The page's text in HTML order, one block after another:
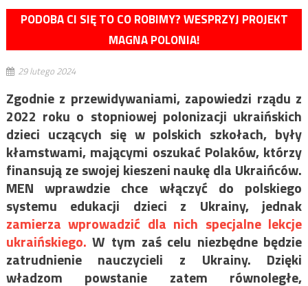
PODOBA CI SIĘ TO CO ROBIMY? WESPRZYJ PROJEKT
MAGNA POLONIA!
29 lutego 2024
Zgodnie z przewidywaniami, zapowiedzi rządu z
2022 roku o stopniowej polonizacji ukraińskich
dzieci uczących się w polskich szkołach, były
kłamstwami, mającymi oszukać Polaków, którzy
finansują ze swojej kieszeni naukę dla Ukraińców.
MEN wprawdzie chce włączyć do polskiego
systemu edukacji dzieci z Ukrainy, jednak
zamierza wprowadzić dla nich specjalne lekcje
ukraińskiego. W tym zaś celu niezbędne będzie
zatrudnienie nauczycieli z Ukrainy. Dzięki
władzom powstanie zatem równoległe,